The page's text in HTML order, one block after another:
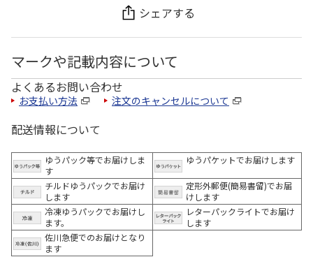
シェアする
マークや記載内容について
よくあるお問い合わせ
お支払い方法 注文のキャンセルについて
配送情報について
ゆうパック等でお届けしま
す
ゆうパケットでお届けします
チルドゆうパックでお届け
します
定形外郵便(簡易書留)でお届
けします
冷凍ゆうパックでお届けし
ます。
レターパックライトでお届け
します
佐川急便でのお届けとなり
ます